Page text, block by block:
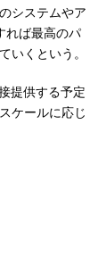
システムやア
れば最高のパ
いくという。
提供する予定
ケールに応じ